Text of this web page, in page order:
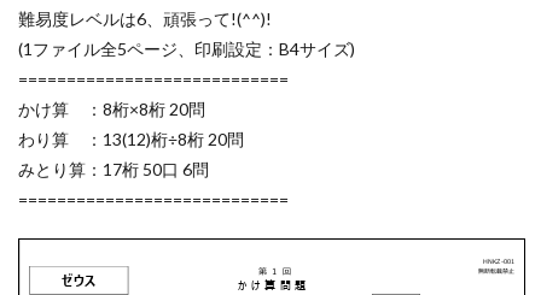
難易度レベルは6、頑張って!(^^)!
(1ファイル全5ページ、印刷設定：B4サイズ)
============================
かけ算 ：8桁×8桁 20問
わり算 ：13(12)桁÷8桁 20問
みとり算：17桁 50口 6問
============================